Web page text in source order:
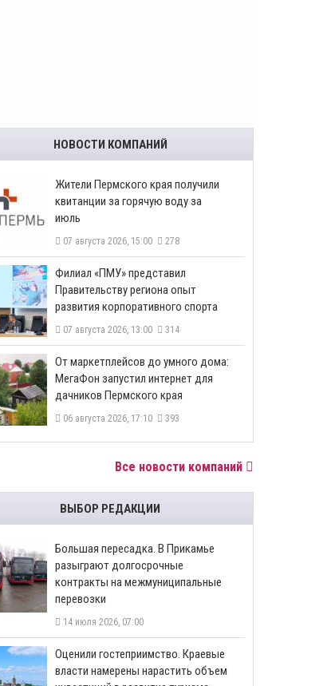
НОВОСТИ КОМПАНИЙ
​Жители Пермского края получили
квитанции за горячую воду за
июль
07 августа 2026, 15:00 278
​Филиал «ПМУ» представил
Правительству региона опыт
развития корпоративного спорта
07 августа 2026, 13:00 314
От маркетплейсов до умного дома:
МегаФон запустил интернет для
дачников Пермского края
06 августа 2026, 17:10 393
Все новости компаний
ВЫБОР РЕДАКЦИИ
Большая пересадка. В Прикамье
разыграют долгосрочные
контракты на межмуниципальные
перевозки
14 июля 2026, 07:00
Оценили гостеприимство. Краевые
власти намерены нарастить объем